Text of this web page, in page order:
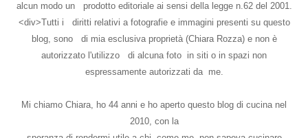
alcun modo un prodotto editoriale ai sensi della legge n.62 del 2001.
<div>Tutti i diritti relativi a fotografie e immagini presenti su questo
blog, sono di mia esclusiva proprietà (Chiara Rozza) e non è
autorizzato l'utilizzo di alcuna foto in siti o in spazi non
espressamente autorizzati da me.
Mi chiamo Chiara, ho 44 anni e ho aperto questo blog di cucina nel
2010, con la